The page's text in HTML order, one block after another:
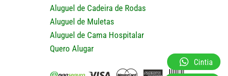
Aluguel de Cadeira de Rodas
Aluguel de Muletas
Aluguel de Cama Hospitalar
Quero Alugar
Cintia